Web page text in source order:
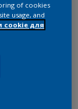
of cookies
usage, and
cookie для